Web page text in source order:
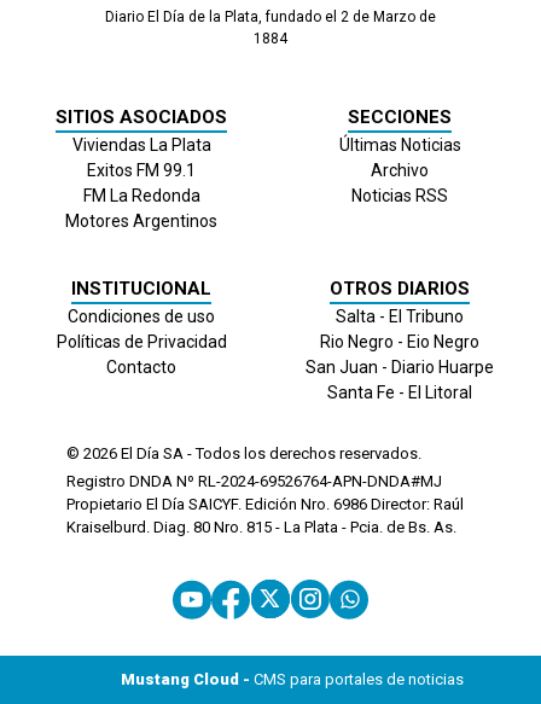
Diario El Día de la Plata, fundado el 2 de Marzo de
1884
SITIOS ASOCIADOS
Viviendas La Plata
Exitos FM 99.1
FM La Redonda
Motores Argentinos
SECCIONES
Últimas Noticias
Archivo
Noticias RSS
INSTITUCIONAL
Condiciones de uso
Políticas de Privacidad
Contacto
OTROS DIARIOS
Salta - El Tribuno
Rio Negro - Eio Negro
San Juan - Diario Huarpe
Santa Fe - El Litoral
© 2026 El Día SA - Todos los derechos reservados.
Registro DNDA Nº RL-2024-69526764-APN-DNDA#MJ
Propietario El Día SAICYF. Edición Nro. 6986 Director: Raúl
Kraiselburd. Diag. 80 Nro. 815 - La Plata - Pcia. de Bs. As.
Mustang Cloud - CMS para portales de noticias